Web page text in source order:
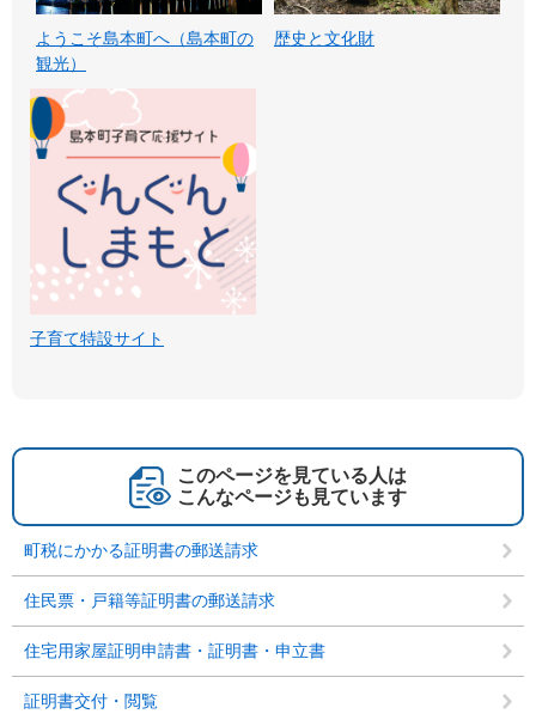
ようこそ島本町へ（島本町の
観光）
歴史と文化財
子育て特設サイト
このページを見ている人は
こんなページも見ています
町税にかかる証明書の郵送請求
住民票・戸籍等証明書の郵送請求
住宅用家屋証明申請書・証明書・申立書
証明書交付・閲覧